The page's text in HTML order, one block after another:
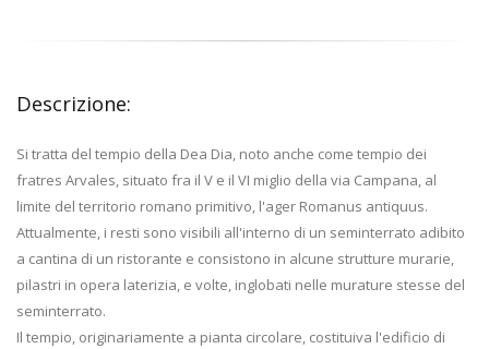
Descrizione:
Si tratta del tempio della Dea Dia, noto anche come tempio dei
fratres Arvales, situato fra il V e il VI miglio della via Campana, al
limite del territorio romano primitivo, l'ager Romanus antiquus.
Attualmente, i resti sono visibili all'interno di un seminterrato adibito
a cantina di un ristorante e consistono in alcune strutture murarie,
pilastri in opera laterizia, e volte, inglobati nelle murature stesse del
seminterrato.
Il tempio, originariamente a pianta circolare, costituiva l'edificio di